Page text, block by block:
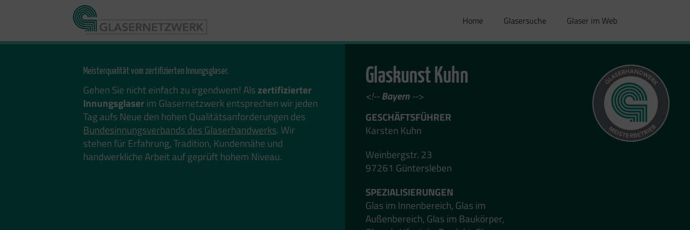
Home Glasersuche Glaser im Web
Meisterqualität vom zertifizierten Innungsglaser.
Gehen Sie nicht einfach zu irgendwem! Als zertifizierter
Innungsglaserim Glasernetzwerk entsprechen wir jeden
Tag aufs Neue den hohen Qualitätsanforderungen des
Bundesinnungsverbands des Glaserhandwerks. Wir
stehen für Erfahrung, Tradition, Kundennähe und
handwerkliche Arbeit auf geprüft hohem Niveau.
Glaskunst Kuhn
<!--Bayern -->
GESCHÄFTSFÜHRER
Karsten Kuhn
Weinbergstr. 23
97261 Güntersleben
SPEZIALISIERUNGEN
Glas im Innenbereich, Glas im
Außenbereich, Glas im Baukörper,